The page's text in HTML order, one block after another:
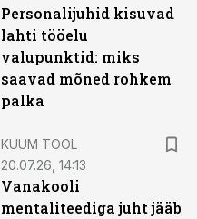
Personalijuhid kisuvad
lahti tööelu
valupunktid: miks
saavad mõned rohkem
palka
KUUM TOOL
20.07.26, 14:13
Vanakooli
mentaliteediga juht jääb